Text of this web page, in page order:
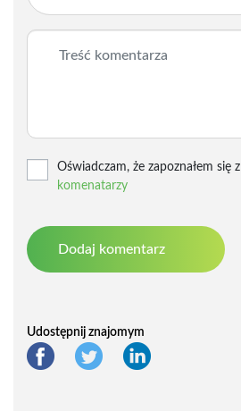
Oświadczam, że zapoznałem się z
komenatarzy
Udostępnij znajomym